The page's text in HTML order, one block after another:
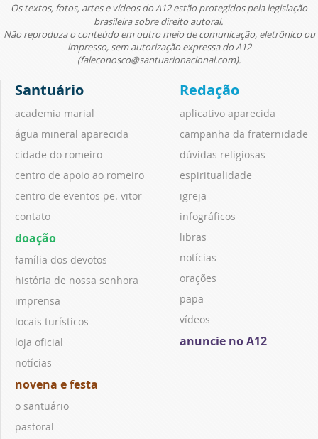
Os textos, fotos, artes e vídeos do A12 estão protegidos pela legislação
brasileira sobre direito autoral.
Não reproduza o conteúdo em outro meio de comunicação, eletrônico ou
impresso, sem autorização expressa do A12
(faleconosco@santuarionacional.com).
Santuário
academia marial
água mineral aparecida
cidade do romeiro
centro de apoio ao romeiro
centro de eventos pe. vitor
contato
doação
família dos devotos
história de nossa senhora
imprensa
locais turísticos
loja oficial
notícias
novena e festa
o santuário
pastoral
Redação
aplicativo aparecida
campanha da fraternidade
dúvidas religiosas
espiritualidade
igreja
infográficos
libras
notícias
orações
papa
vídeos
anuncie no A12